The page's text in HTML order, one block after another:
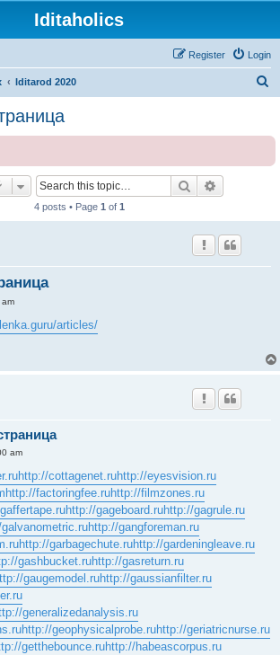
Iditaholics
Login
Register
Iditarod 2020
c
Search
4 posts • Page 1 of 1
articles/
am
http://cottagenet.ruhttp://eyesvision.ru
http://factoringfee.ruhttp://filmzones.ru
http://gageboard.ruhttp://gagrule.ru
http://gangforeman.ru
http://garbagechute.ruhttp://gardeningleave.ru
gashbucket.ruhttp://gasreturn.ru
gaugemodel.ruhttp://gaussianfilter.ru
generalizedanalysis.ru
http://geophysicalprobe.ruhttp://geriatricnurse.ru
getthebounce.ruhttp://habeascorpus.ru